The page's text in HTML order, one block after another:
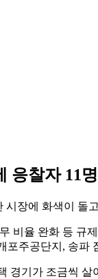
응찰자 11명
시장에 화색이 돌
비율 완화 등
주공단지, 송
기가 조금씩